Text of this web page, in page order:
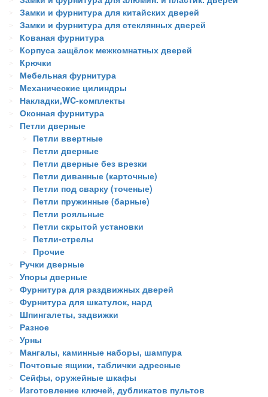
Замки и фурнитура для китайских дверей
Замки и фурнитура для стеклянных дверей
Кованая фурнитура
Корпуса защёлок межкомнатных дверей
Крючки
Мебельная фурнитура
Механические цилиндры
Накладки,WC-комплекты
Оконная фурнитура
Петли дверные
Петли ввертные
Петли дверные
Петли дверные без врезки
Петли диванные (карточные)
Петли под сварку (точеные)
Петли пружинные (барные)
Петли рояльные
Петли скрытой установки
Петли-стрелы
Прочие
Ручки дверные
Упоры дверные
Фурнитура для раздвижных дверей
Фурнитура для шкатулок, нард
Шпингалеты, задвижки
Разное
Урны
Мангалы, каминные наборы, шампура
Почтовые ящики, таблички адресные
Сейфы, оружейные шкафы
Изготовление ключей, дубликатов пультов